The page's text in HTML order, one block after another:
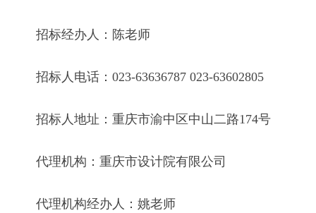
招标经办人：陈老师
招标人电话：023-63636787 023-63602805
招标人地址：重庆市渝中区中山二路174号
代理机构：重庆市设计院有限公司
代理机构经办人：姚老师